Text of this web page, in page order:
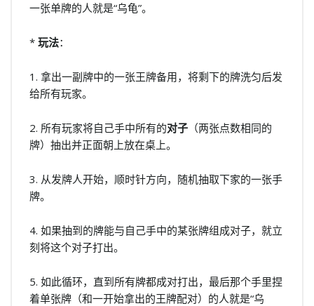
一张单牌的人就是“乌龟”。
* 玩法：
1. 拿出一副牌中的一张王牌备用，将剩下的牌洗匀后发
给所有玩家。
2. 所有玩家将自己手中所有的对子 （两张点数相同的
牌）抽出并正面朝上放在桌上。
3. 从发牌人开始，顺时针方向，随机抽取下家的一张手
牌。
4. 如果抽到的牌能与自己手中的某张牌组成对子，就立
刻将这个对子打出。
5. 如此循环，直到所有牌都成对打出，最后那个手里捏
着单张牌（和一开始拿出的王牌配对）的人就是“乌